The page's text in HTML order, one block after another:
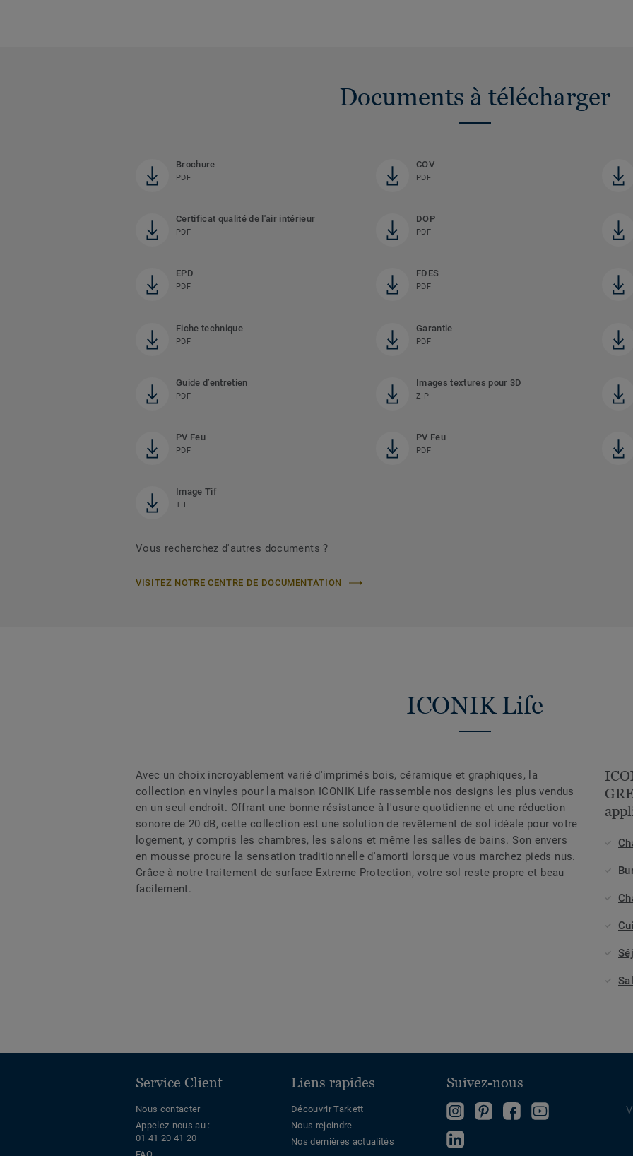
Documents à télécharger
Brochure
PDF
COV
PDF
Certificat qualité de l'air intérieur
PDF
DOP
PDF
EPD
PDF
FDES
PDF
Fiche technique
PDF
Garantie
PDF
Guide d’entretien
PDF
Images textures pour 3D
ZIP
PV Feu
PDF
PV Feu
PDF
Image Tif
TIF
Vous recherchez d'autres documents ?
VISITEZ NOTRE CENTRE DE DOCUMENTATION
ICONIK Life
Avec un choix incroyablement varié d'imprimés bois, céramique et graphiques, la
collection en vinyles pour la maison ICONIK Life rassemble nos designs les plus vendus
en un seul endroit. Offrant une bonne résistance à l'usure quotidienne et une réduction
sonore de 20 dB, cette collection est une solution de revêtement de sol idéale pour votre
logement, y compris les chambres, les salons et même les salles de bains. Son envers
en mousse procure la sensation traditionnelle d'amorti lorsque vous marchez pieds nus.
Grâce à notre traitement de surface Extreme Protection, votre sol reste propre et beau
facilement.
Service Client
Nous contacter
Appelez-nous au :
01 41 20 41 20
Liens rapides
Découvrir Tarkett
Nous rejoindre
Nos dernières actualités
Suivez-nous
Follow
on
FollowDevenezRegardez
Follow